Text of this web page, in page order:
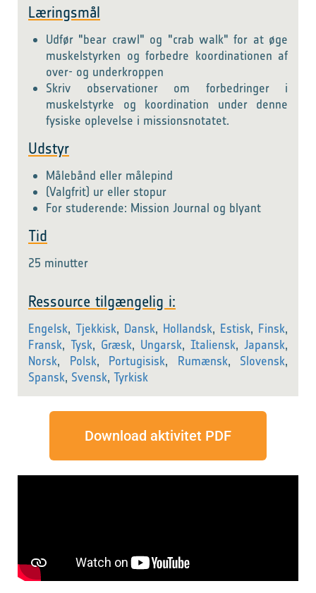
Læringsmål
Udfør "bear crawl" og "crab walk" for at øge
muskelstyrken og forbedre koordinationen af
over- og underkroppen
Skriv observationer om forbedringer i
muskelstyrke og koordination under denne
fysiske oplevelse i missionsnotatet.
Udstyr
Målebånd eller målepind
(Valgfrit) ur eller stopur
For studerende: Mission Journal og blyant
Tid
25 minutter
Ressource tilgængelig i:
Engelsk, Tjekkisk, Dansk, Hollandsk, Estisk, Finsk,
Fransk, Tysk, Græsk, Ungarsk, Italiensk, Japansk,
Norsk, Polsk, Portugisisk, Rumænsk, Slovensk,
Spansk, Svensk, Tyrkisk
Download aktivitet PDF